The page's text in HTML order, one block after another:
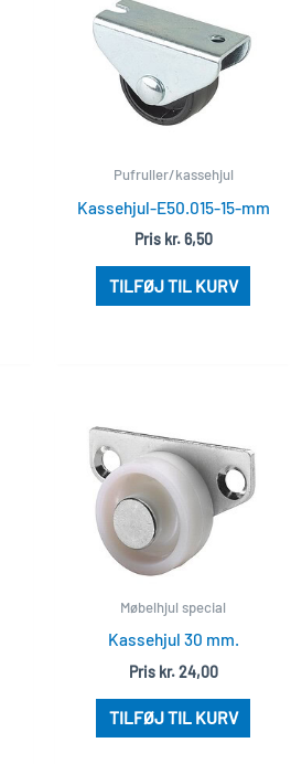
Pufruller/kassehjul
Kassehjul-E50.015-15-mm
Pris kr.6,50
TILFØJ TIL KURV
Møbelhjul special
Kassehjul 30 mm.
Pris kr.24,00
TILFØJ TIL KURV